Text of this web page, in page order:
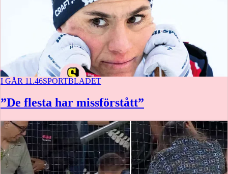
I GÅR 11.46SPORTBLADET
”De flesta har missförstått”